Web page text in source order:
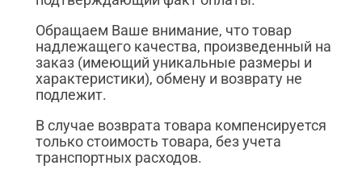
Обращаем Ваше внимание, что товар
надлежащего качества, произведенный на
заказ (имеющий уникальные размеры и
характеристики), обмену и возврату не
подлежит.
В случае возврата товара компенсируется
только стоимость товара, без учета
транспортных расходов.